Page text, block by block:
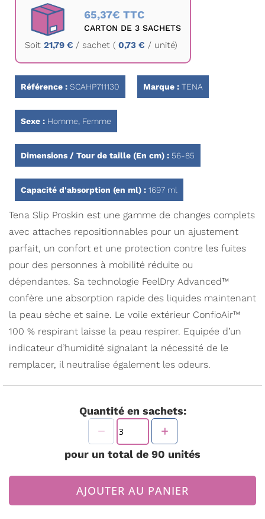
Galerie
65,37€ TTC
CARTON DE 3 SACHETS
Soit 21,79 € / sachet ( 0,73 € / unité)
Référence : SCAHP711130 Marque : TENA
Sexe : Homme, Femme
Dimensions / Tour de taille (En cm) : 56-85
Capacité d'absorption (en ml) : 1697 ml
Tena Slip Proskin est une gamme de changes complets
avec attaches repositionnables pour un ajustement
parfait, un confort et une protection contre les fuites
pour des personnes à mobilité réduite ou
dépendantes. Sa technologie FeelDry Advanced™
confère une absorption rapide des liquides maintenant
la peau sèche et saine. Le voile extérieur ConfioAir™
100 % respirant laisse la peau respirer. Equipée d’un
indicateur d’humidité signalant la nécessité de le
remplacer, il neutralise également les odeurs.
Quantité en sachets:
pour un total de 90 unités
AJOUTER AU PANIER